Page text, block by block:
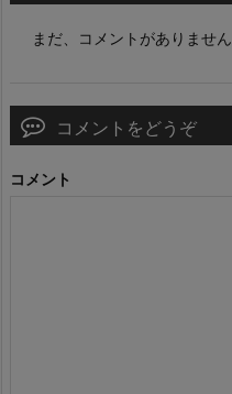
まだ、コメントがありません
コメントをどうぞ
コメント